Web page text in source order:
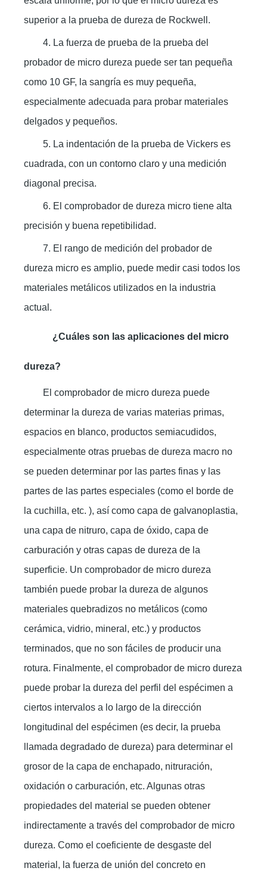
superior a la prueba de dureza de Rockwell.
4. La fuerza de prueba de la prueba del
probador de micro dureza puede ser tan pequeña
como 10 GF, la sangría es muy pequeña,
especialmente adecuada para probar materiales
delgados y pequeños.
5. La indentación de la prueba de Vickers es
cuadrada, con un contorno claro y una medición
diagonal precisa.
6. El comprobador de dureza micro tiene alta
precisión y buena repetibilidad.
7. El rango de medición del probador de
dureza micro es amplio, puede medir casi todos los
materiales metálicos utilizados en la industria
actual.
¿Cuáles son las aplicaciones del micro
dureza?
El comprobador de micro dureza puede
determinar la dureza de varias materias primas,
espacios en blanco, productos semiacudidos,
especialmente otras pruebas de dureza macro no
se pueden determinar por las partes finas y las
partes de las partes especiales (como el borde de
la cuchilla, etc. ), así como capa de galvanoplastia,
una capa de nitruro, capa de óxido, capa de
carburación y otras capas de dureza de la
superficie. Un comprobador de micro dureza
también puede probar la dureza de algunos
materiales quebradizos no metálicos (como
cerámica, vidrio, mineral, etc.) y productos
terminados, que no son fáciles de producir una
rotura. Finalmente, el comprobador de micro dureza
puede probar la dureza del perfil del espécimen a
ciertos intervalos a lo largo de la dirección
longitudinal del espécimen (es decir, la prueba
llamada degradado de dureza) para determinar el
grosor de la capa de enchapado, nitruración,
oxidación o carburación, etc. Algunas otras
propiedades del material se pueden obtener
indirectamente a través del comprobador de micro
dureza. Como el coeficiente de desgaste del
material, la fuerza de unión del concreto en